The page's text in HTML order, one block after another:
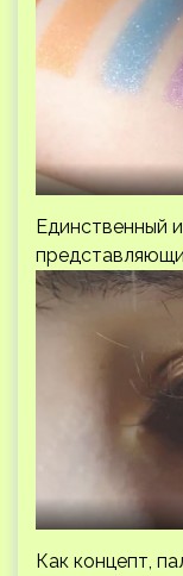
Единственный
Как концепт,